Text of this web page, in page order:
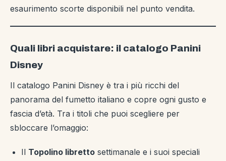
esaurimento scorte disponibili nel punto vendita.
Quali libri acquistare: il catalogo Panini
Disney
Il catalogo Panini Disney è tra i più ricchi del
panorama del fumetto italiano e copre ogni gusto e
fascia d’età. Tra i titoli che puoi scegliere per
sbloccare l’omaggio:
Il Topolino libretto settimanale e i suoi speciali